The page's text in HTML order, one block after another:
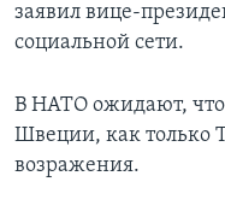
заявил вице-
социальной сети.
В НАТО ожидают, что
Швеции, как только
возражения.